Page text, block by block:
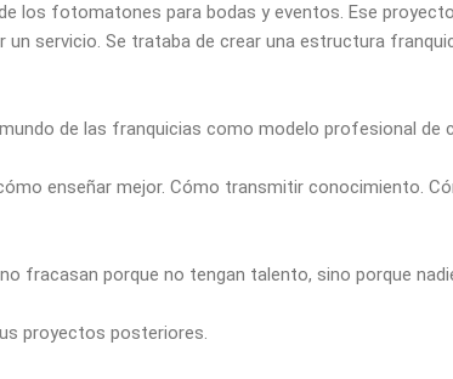
los fotomatones para bodas y eventos. Ese
servicio. Se trataba de crear una estructura
de las franquicias como modelo profesional de
enseñar mejor. Cómo transmitir conocimiento.
fracasan porque no tengan talento, sino porque
proyectos posteriores.